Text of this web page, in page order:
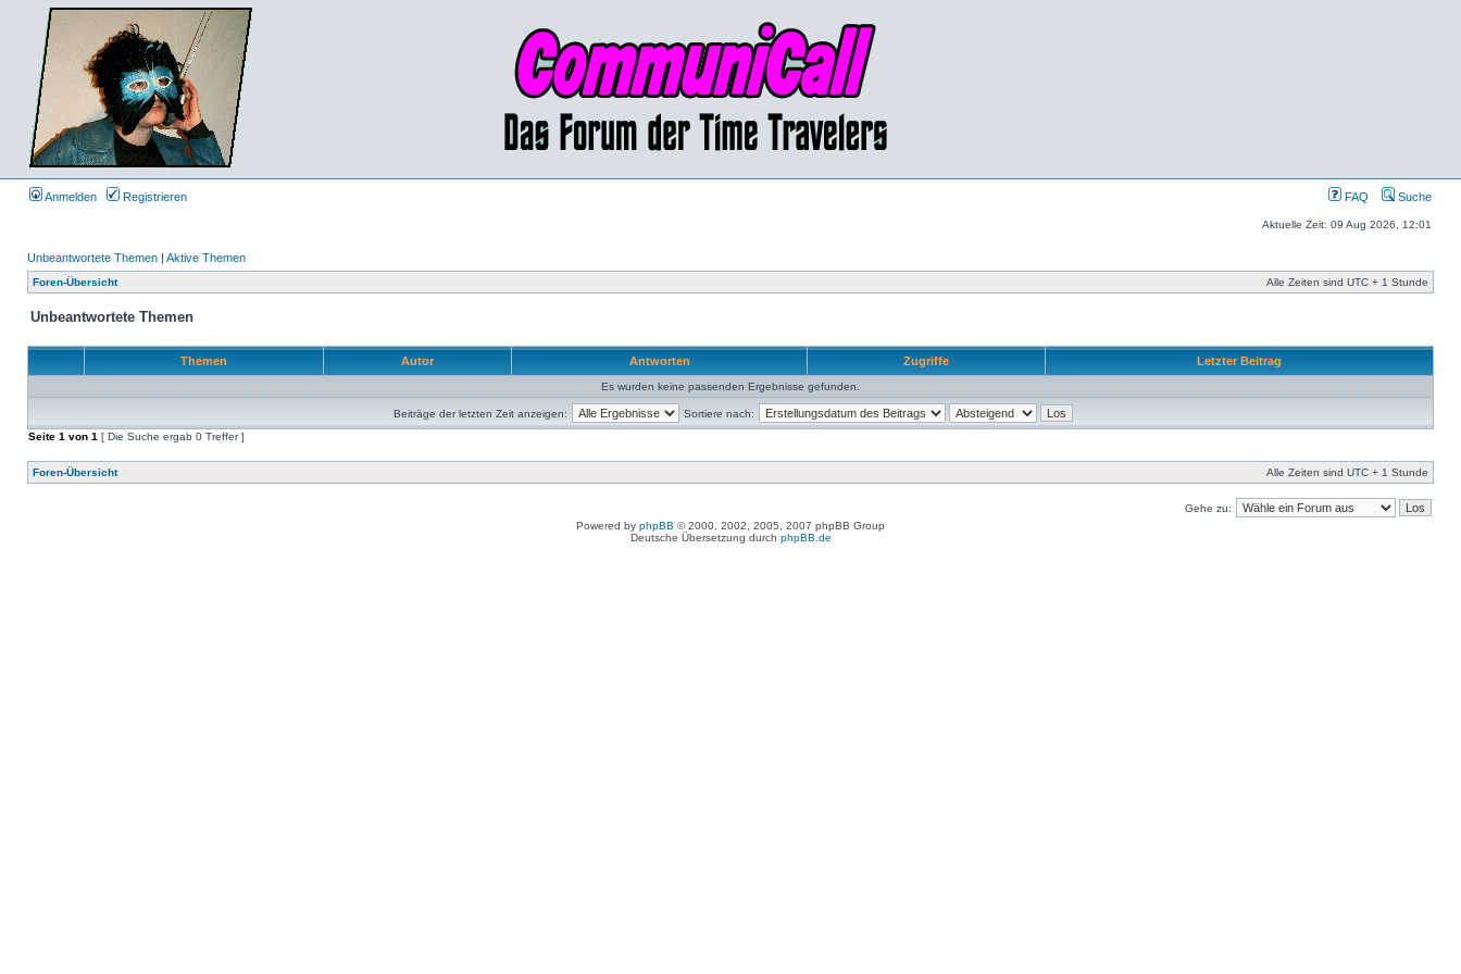
Anmelden Registrieren FAQ Suche
Aktuelle Zeit: 09 Aug 2026, 12:01
Unbeantwortete Themen | Aktive Themen
Foren-Übersicht Alle Zeiten sind UTC + 1 Stunde
Unbeantwortete Themen
Themen Autor Antworten Zugriffe Letzter Beitrag
Es wurden keine passenden Ergebnisse gefunden.
Beiträge der letzten Zeit anzeigen:
Sortiere nach:
Seite 1 von 1 [ Die Suche ergab 0 Treffer ]
Foren-Übersicht Alle Zeiten sind UTC + 1 Stunde
Gehe zu:
Powered by phpBB © 2000, 2002, 2005, 2007 phpBB Group
Deutsche Übersetzung durch phpBB.de